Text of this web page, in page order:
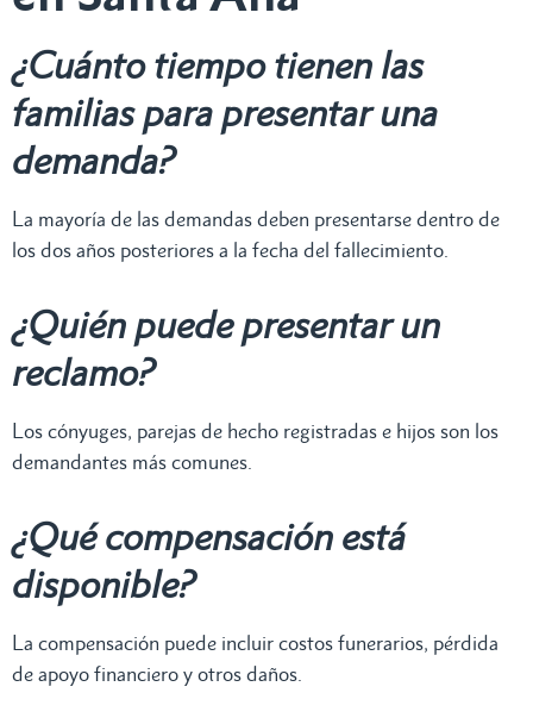
¿Cuánto tiempo tienen las
familias para presentar una
demanda?
La mayoría de las demandas deben presentarse dentro de
los dos años posteriores a la fecha del fallecimiento.
¿Quién puede presentar un
reclamo?
Los cónyuges, parejas de hecho registradas e hijos son los
demandantes más comunes.
¿Qué compensación está
disponible?
La compensación puede incluir costos funerarios, pérdida
de apoyo financiero y otros daños.